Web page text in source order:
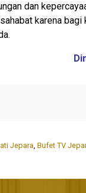
dan
karena
Jepara, Bufet TV